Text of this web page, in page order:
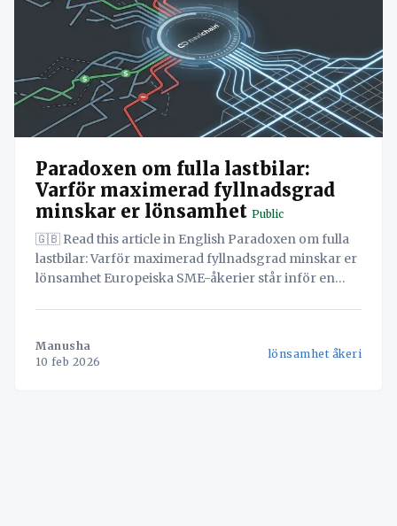
Paradoxen om fulla lastbilar:
Varför maximerad fyllnadsgrad
minskar er lönsamhet Public
🇬🇧 Read this article in English Paradoxen om fulla
lastbilar: Varför maximerad fyllnadsgrad minskar er
lönsamhet Europeiska SME-åkerier står inför en
står för nästan 20% av alla lastbilsresor i
Manusha
10 feb 2026
lönsamhet åkeri